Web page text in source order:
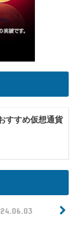
すすめ仮想通貨